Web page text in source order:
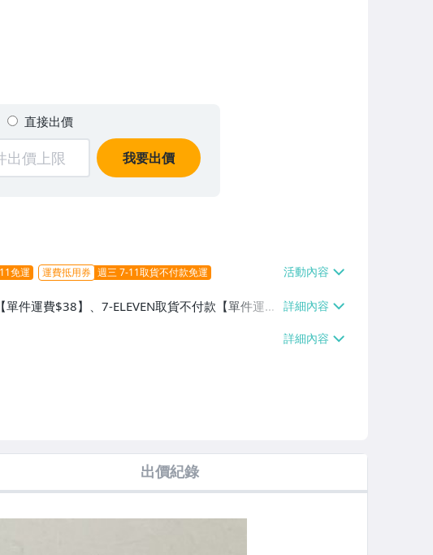
直接出價
我要出價
免運 運費抵用券 週三 7-11取貨不付款免運
單件運費$38】、7-ELEVEN取貨不付款【單件運費
件運費$60、消費滿$1000免運費】、郵局掛號
件或消費滿$700免運費】、低溫配送【單件運費
出價紀錄